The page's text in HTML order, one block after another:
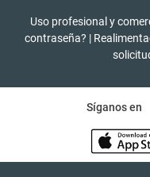
Uso profesional y
contraseña? |
Síganos en